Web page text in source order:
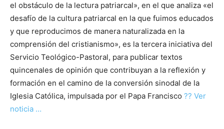
el obstáculo de la lectura patriarcal», en el que analiza «el
desafío de la cultura patriarcal en la que fuimos educados
y que reproducimos de manera naturalizada en la
comprensión del cristianismo», es la tercera iniciativa del
Servicio Teológico-Pastoral, para publicar textos
quincenales de opinión que contribuyan a la reflexión y
formación en el camino de la conversión sinodal de la
Iglesia Católica, impulsada por el Papa Francisco ?? Ver
noticia …